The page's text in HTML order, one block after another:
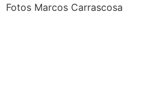
Fotos Marcos Carrascosa